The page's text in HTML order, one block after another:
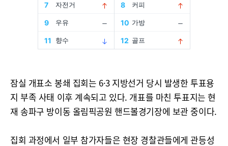
잠실 개표소 봉쇄 집회는 6·3 지방선거 당시 발생한 투표용
지 부족 사태 이후 계속되고 있다. 개표를 마친 투표지는 현
재 송파구 방이동 올림픽공원 핸드볼경기장에 보관 중이다.
집회 과정에서 일부 참가자들은 현장 경찰관들에게 관등성